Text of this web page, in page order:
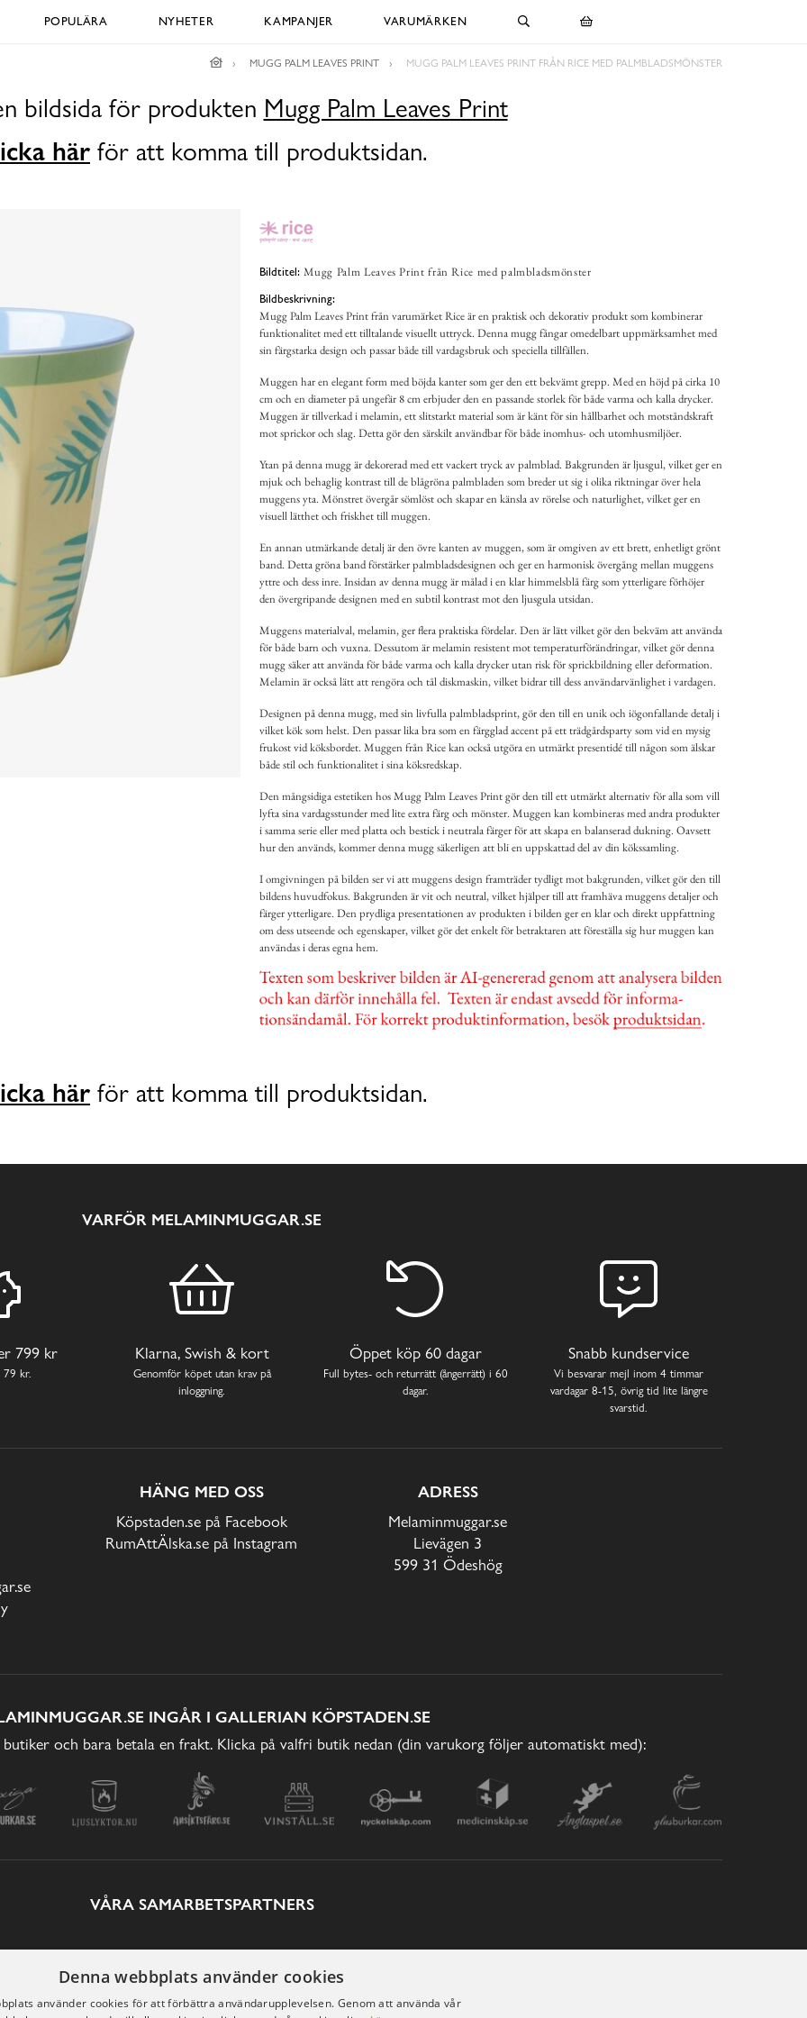
POPULÄRA NYHETER KAMPANJER VARUMÄRKEN
MUGG PALM LEAVES PRINT MUGG PALM LEAVES PRINT FRÅN RICE MED PALMBLADSMÖNSTER
bildsida för produkten Mugg Palm Leaves Print
här för att komma till produktsidan.
Bildtitel: Mugg Palm Leaves Print från Rice med palmbladsmönster
Bildbeskrivning:
Mugg Palm Leaves Print från varumärket Rice är en praktisk och dekorativ produkt som kombinerar
funktionalitet med ett tilltalande visuellt uttryck. Denna mugg fångar omedelbart uppmärksamhet med
sin färgstarka design och passar både till vardagsbruk och speciella tillfällen.
Muggen har en elegant form med böjda kanter som ger den ett bekvämt grepp. Med en höjd på cirka 10
cm och en diameter på ungefär 8 cm erbjuder den en passande storlek för både varma och kalla drycker.
Muggen är tillverkad i melamin, ett slitstarkt material som är känt för sin hållbarhet och motståndskraft
mot sprickor och slag. Detta gör den särskilt användbar för både inomhus- och utomhusmiljöer.
Ytan på denna mugg är dekorerad med ett vackert tryck av palmblad. Bakgrunden är ljusgul, vilket ger en
mjuk och behaglig kontrast till de blågröna palmbladen som breder ut sig i olika riktningar över hela
muggens yta. Mönstret övergår sömlöst och skapar en känsla av rörelse och naturlighet, vilket ger en
visuell lätthet och friskhet till muggen.
En annan utmärkande detalj är den övre kanten av muggen, som är omgiven av ett brett, enhetligt grönt
band. Detta gröna band förstärker palmbladsdesignen och ger en harmonisk övergång mellan muggens
yttre och dess inre. Insidan av denna mugg är målad i en klar himmelsblå färg som ytterligare förhöjer
den övergripande designen med en subtil kontrast mot den ljusgula utsidan.
Muggens materialval, melamin, ger flera praktiska fördelar. Den är lätt vilket gör den bekväm att använda
för både barn och vuxna. Dessutom är melamin resistent mot temperaturförändringar, vilket gör denna
mugg säker att använda för både varma och kalla drycker utan risk för sprickbildning eller deformation.
Melamin är också lätt att rengöra och tål diskmaskin, vilket bidrar till dess användarvänlighet i vardagen.
Designen på denna mugg, med sin livfulla palmbladsprint, gör den till en unik och iögonfallande detalj i
vilket kök som helst. Den passar lika bra som en färgglad accent på ett trädgårdsparty som vid en mysig
frukost vid köksbordet. Muggen från Rice kan också utgöra en utmärkt presentidé till någon som älskar
både stil och funktionalitet i sina köksredskap.
Den mångsidiga estetiken hos Mugg Palm Leaves Print gör den till ett utmärkt alternativ för alla som vill
lyfta sina vardagsstunder med lite extra färg och mönster. Muggen kan kombineras med andra produkter
i samma serie eller med platta och bestick i neutrala färger för att skapa en balanserad dukning. Oavsett
hur den används, kommer denna mugg säkerligen att bli en uppskattad del av din kökssamling.
I omgivningen på bilden ser vi att muggens design framträder tydligt mot bakgrunden, vilket gör den till
bildens huvudfokus. Bakgrunden är vit och neutral, vilket hjälper till att framhäva muggens detaljer och
färger ytterligare. Den prydliga presentationen av produkten i bilden ger en klar och direkt uppfattning
om dess utseende och egenskaper, vilket gör det enkelt för betraktaren att föreställa sig hur muggen kan
användas i deras egna hem.
här för att komma till produktsidan.
VARFÖR MELAMINMUGGAR.SE
799 kr
79 kr.
Klarna, Swish & kort
Genomför köpet utan krav på
inloggning.
Öppet köp 60 dagar
Full bytes- och returrätt (ångerrätt) i 60
dagar.
Snabb kundservice
Vi besvarar mejl inom 4 timmar
vardagar 8-15, övrig tid lite längre
svarstid.
HÄNG MED OSS
Köpstaden.se på Facebook
RumAttÄlska.se på Instagram
ADRESS
Melaminmuggar.se
Lievägen 3
599 31 Ödeshög
INGÅR I GALLERIAN KÖPSTADEN.SE
och bara betala en frakt. Klicka på valfri butik nedan (din varukorg följer automatiskt med):
VÅRA SAMARBETSPARTNERS
Denna webbplats använder cookies
använder cookies för att förbättra användarupplevelsen. Genom att använda vår